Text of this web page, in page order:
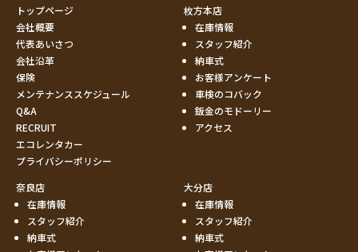
トップページ
会社概要
代表あいさつ
会社沿革
保険
メンテナンススケジュール
Q&A
RECRUIT
エコレンタカー
プライバシーポリシー
枚方本店
在庫情報
スタッフ紹介
納車式
お客様アンケート
車検のコバック
鈑金のモドーリー
アクセス
奈良店
在庫情報
スタッフ紹介
納車式
大分店
在庫情報
スタッフ紹介
納車式